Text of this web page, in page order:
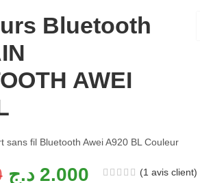
Bluetooth
AWEI
sans fil Bluetooth Awei A920 BL Couleur
2.000 د.ج (1 avis client)